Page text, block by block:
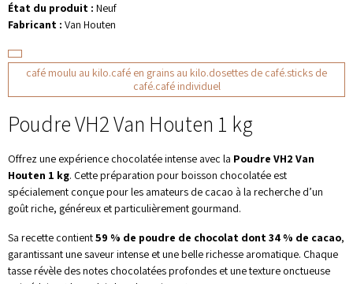
État du produit : Neuf
Fabricant : Van Houten
café moulu au kilo.café en grains au kilo.dosettes de café.sticks de
café.café individuel
Poudre VH2 Van Houten 1 kg
Offrez une expérience chocolatée intense avec la Poudre VH2 Van
Houten 1 kg. Cette préparation pour boisson chocolatée est
spécialement conçue pour les amateurs de cacao à la recherche d’un
goût riche, généreux et particulièrement gourmand.
Sa recette contient59 % de poudre de chocolat dont 34 % de cacao,
garantissant une saveur intense et une belle richesse aromatique. Chaque
tasse révèle des notes chocolatées profondes et une texture onctueuse